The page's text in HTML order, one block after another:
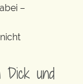
–
und